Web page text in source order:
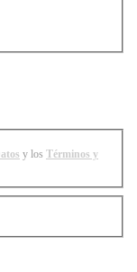
y los Términos y